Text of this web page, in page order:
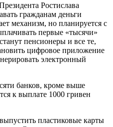
Ростислава
гражданам деньги
механизм, но планируется с
первые «тысячи»
пенсионеры и все те,
цифровое приложение
электронный
банков, кроме выше
к выплате 1000 гривен
пластиковые карты